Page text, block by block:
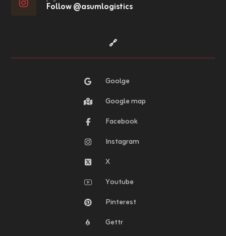
Follow @asumlogistics
🔗
Goolge
Google map
Facebook
Instagram
X
Youtube
Pinterest
Gettr